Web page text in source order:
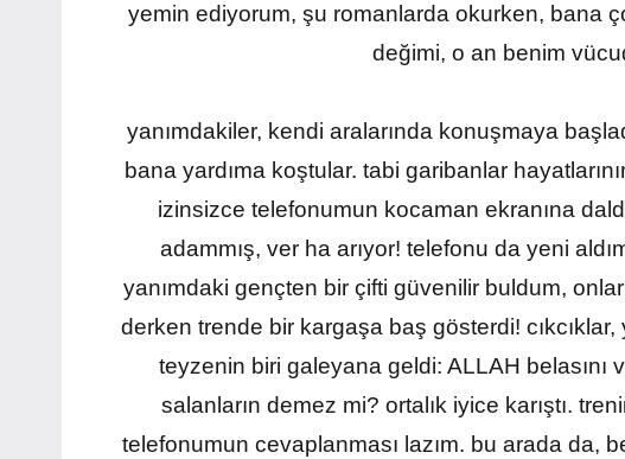
yemin ediyorum, şu romanlarda okurken, bana
değimi, o an benim
yanımdakiler, kendi aralarında konuşmaya
bana yardıma koştular. tabi garibanlar
izinsizce telefonumun kocaman ekranına
adammış, ver ha arıyor! telefonu da yeni
yanımdaki gençten bir çifti güvenilir buldum,
derken trende bir kargaşa baş gösterdi!
teyzenin biri galeyana geldi: ALLAH belasını
salanların demez mi? ortalık iyice karıştı.
telefonumun cevaplanması lazım. bu arada da,